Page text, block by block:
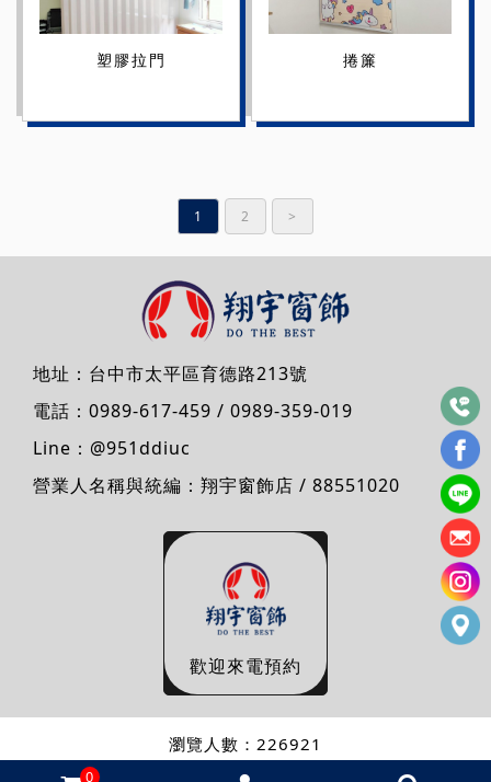
0
塑膠拉門 捲簾
1 2 >
地址： 台中市太平區育德路213號
電話： 0989-617-459 / 0989-359-019
Line： @951ddiuc
營業人名稱與統編：翔宇窗飾店 / 88551020
歡迎來電預約
瀏覽人數：226921